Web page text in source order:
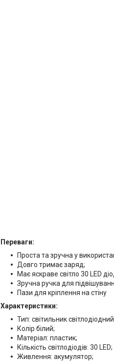
Переваги:
Проста та зручна у
Довго тримає заряд;
Має яскраве світло 30 LED
Зручна ручка для
Пази для кріплення на стіну
Характеристики:
Тип: світильник
Колір білий;
Матеріал: пластик;
Кількість світлодіодів: 30 LED;
Живлення: акумулятор;